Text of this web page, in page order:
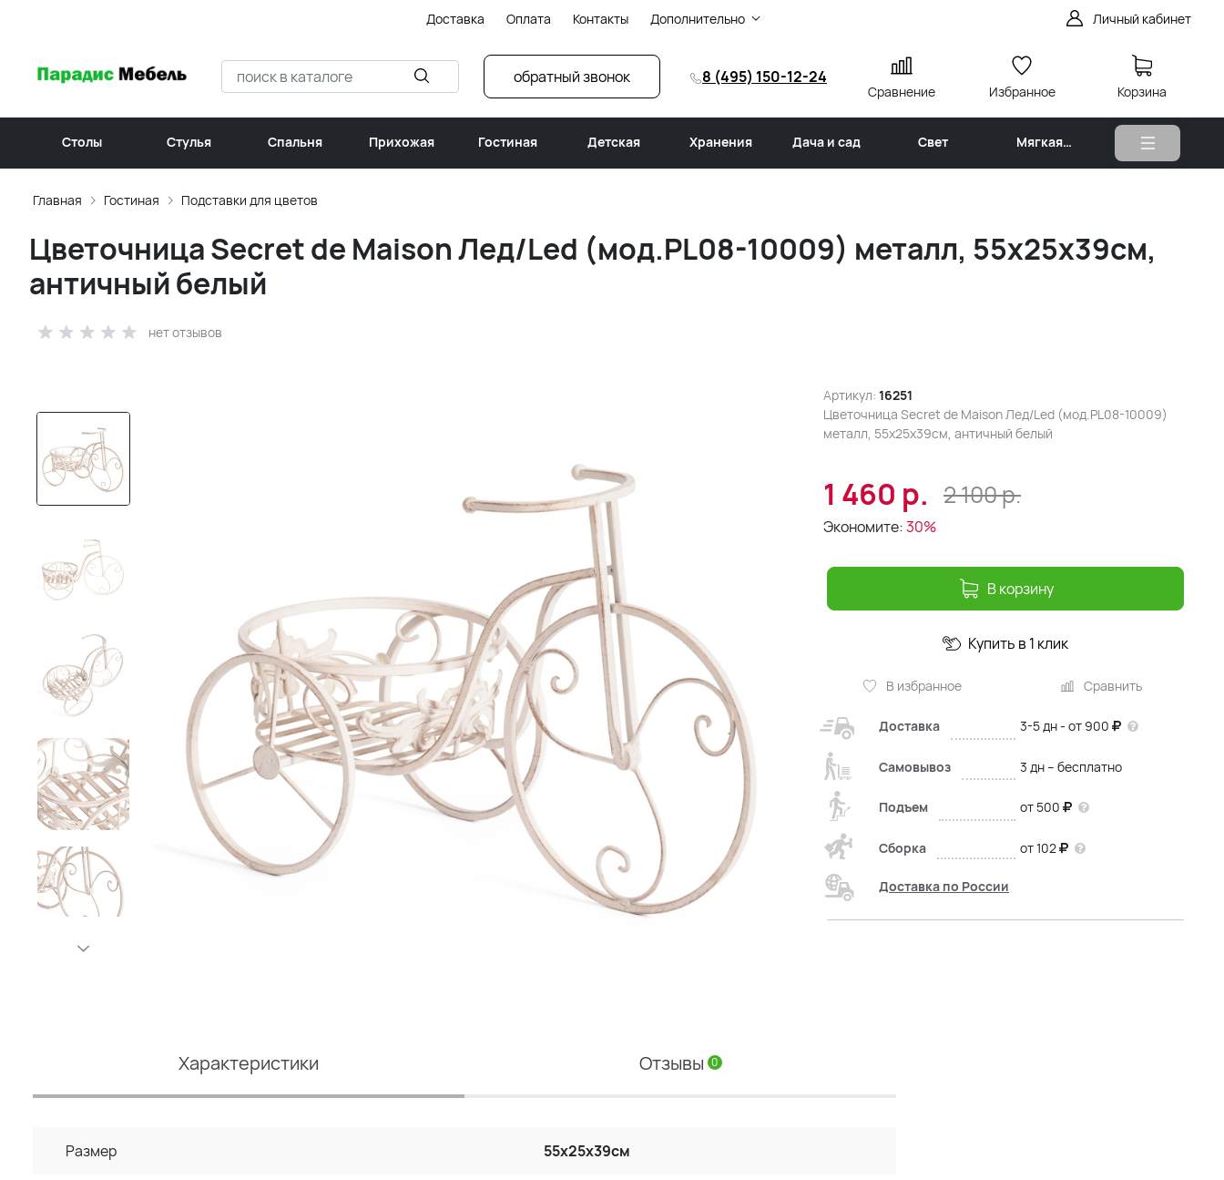
Доставка Оплата Контакты Дополнительно Личный кабинет
обратный звонок 8 (495) 150-12-24
Сравнение Избранное Корзина
Столы Стулья Спальня Прихожая Гостиная Детская Хранения Дача и сад Свет
Мягкая
Главная Гостиная Подставки для цветов
Цветочница Secret de Maison Лед/Led (мод.PL08-10009) металл, 55х25х39см,
античный белый
нет отзывов
Артикул: 16251
Цветочница Secret de Maison Лед/Led (мод.PL08-10009)
металл, 55х25х39см, античный белый
1 460 р. 2 100р.
Экономите:30%
В корзину
В избранное Сравнить
Купить в 1 клик
Доставка 3-5 дн - от 900
Самовывоз 3 дн – бесплатно
Подъем от 500
Сборка от 102
Доставка по России
Характеристики Отзывы 0
Размер 55х25х39см